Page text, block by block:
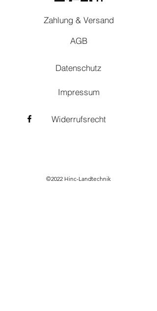
Zahlung & Versand
AGB
Datenschutz
Impressum
Widerrufsrecht
©2022 Hinc-Landtechnik